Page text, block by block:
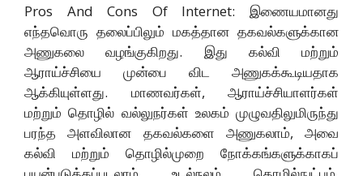
Pros And Cons Of Internet: இணையமானது
எந்தவொரு தலைப்பிலும் மகத்தான தகவல்களுக்கான
அணுகலை வழங்குகிறது. இது கல்வி மற்றும்
ஆராய்ச்சியை முன்பை விட அணுகக்கூடியதாக
ஆக்கியுள்ளது. மாணவர்கள், ஆராய்ச்சியாளர்கள்
மற்றும் தொழில் வல்லுநர்கள் உலகம் முழுவதிலுமிருந்து
பரந்த அளவிலான தகவல்களை அணுகலாம், அவை
கல்வி மற்றும் தொழில்முறை நோக்கங்களுக்காகப்